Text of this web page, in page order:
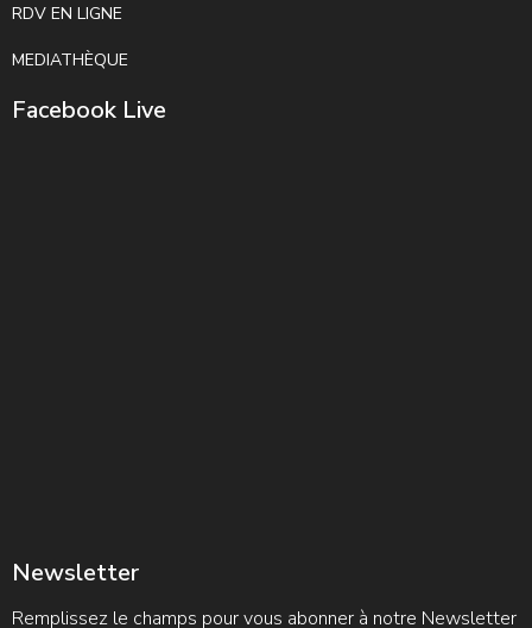
RDV EN LIGNE
MEDIATHÈQUE
Facebook Live
Newsletter
Remplissez le champs pour vous abonner à notre Newsletter